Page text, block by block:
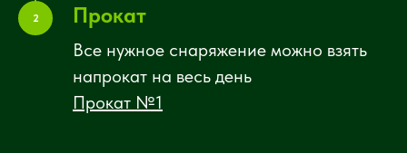
2 Прокат
Все нужное снаряжение можно взять
напрокат на весь день
Прокат №1